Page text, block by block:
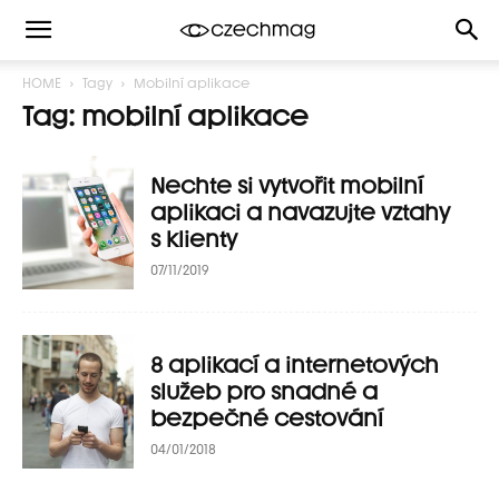
HOME Tagy Mobilní aplikace
Tag: mobilní aplikace
Nechte si vytvořit mobilní
aplikaci a navazujte vztahy
s klienty
07/11/2019
8 aplikací a internetových
služeb pro snadné a
bezpečné cestování
04/01/2018